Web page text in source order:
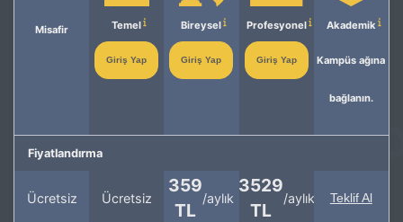
Misafir Temel
Giriş Yap
Bireysel
Giriş Yap
Profesyonel
Giriş Yap
Akademik
Kampüs ağına
bağlanın.
Fiyatlandırma
Ücretsiz Ücretsiz
359
TL
/aylık
3529
TL
/aylık Teklif Al